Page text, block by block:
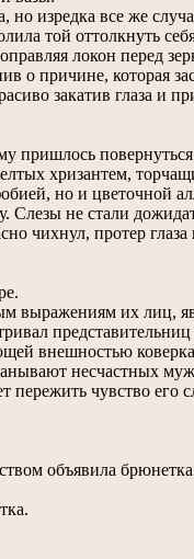
но изредка все же
той оттолкнуть
локон перед
о причине, которая
закатив глаза и
пришлось повернуться
хризантем,
но и цветочной
Слезы не стали
чихнул, протер
выражениям их лиц,
внешностью
несчастных
пережить чувство его
объявила